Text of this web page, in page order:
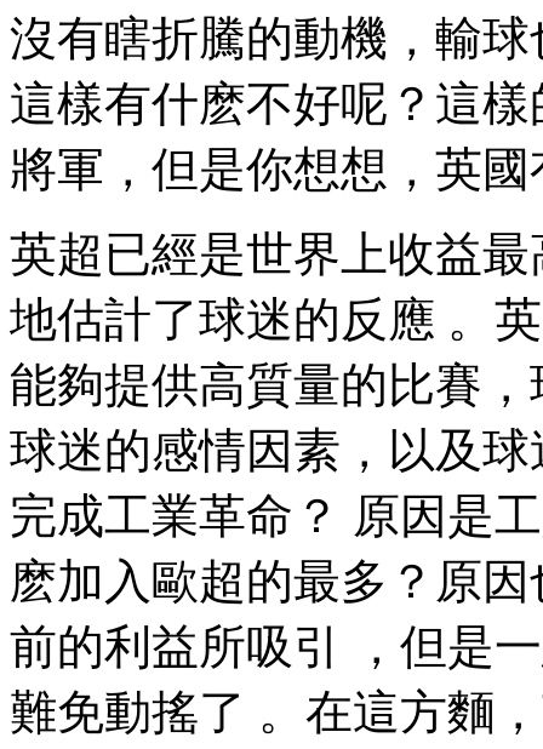
沒有瞎折騰的動機，輸球
這樣有什麽不好呢？這樣
將軍 ，但是你想想，英
英超已經是世界上收益最高
地估計了球迷的反應 。
能夠提供高質量的比賽
球迷的感情因素，以及
完成工業革命？ 原因
麽加入歐超的最多？原
前的利益所吸引 ，但是
難免動搖了 。在這方麵